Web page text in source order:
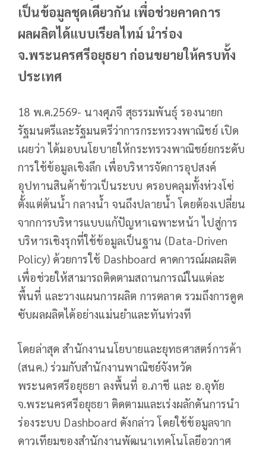
เป็นข้อมูลชุดเดียวกัน เพื่อช่วยคาดการ
ผลผลิตได้แบบเรียลไทม์ นำร่อง
จ.พระนครศรีอยุธยา ก่อนขยายให้ครบทั้ง
ประเทศ
18 พ.ค.2569- นางศุภจี สุธรรมพันธุ์ รองนายก
รัฐมนตรีและรัฐมนตรีว่าการกระทรวงพาณิชย์ เปิด
เผยว่า ได้มอบนโยบายให้กระทรวงพาณิชย์ยกระดับ
การใช้ข้อมูลเชิงลึก เพื่อบริหารจัดการอุปสงค์
อุปทานสินค้าข้าวเป็นระบบ ครอบคลุมทั้งห่วงโซ่
ตั้งแต่ต้นน้ำ กลางน้ำ จนถึงปลายน้ำ โดยต้องเปลี่ยน
จากการบริหารแบบแก้ปัญหาเฉพาะหน้า ไปสู่การ
บริหารเชิงรุกที่ใช้ข้อมูลเป็นฐาน (Data-Driven
Policy) ด้วยการใช้ Dashboard คาดการณ์ผลผลิต
เพื่อช่วยให้สามารถติดตามสถานการณ์ในแต่ละ
พื้นที่ และวางแผนการผลิต การตลาด รวมถึงการดูด
ซับผลผลิตได้อย่างแม่นยำและทันท่วงที
โดยล่าสุด สำนักงานนโยบายและยุทธศาสตร์การค้า
(สนค.) ร่วมกับสำนักงานพาณิชย์จังหวัด
พระนครศรีอยุธยา ลงพื้นที่ อ.ภาชี และ อ.อุทัย
จ.พระนครศรีอยุธยา ติดตามและเร่งผลักดันการนำ
ร่องระบบ Dashboard ดังกล่าว โดยใช้ข้อมูลจาก
ดาวเทียมของสำนักงานพัฒนาเทคโนโลยีอวกาศ